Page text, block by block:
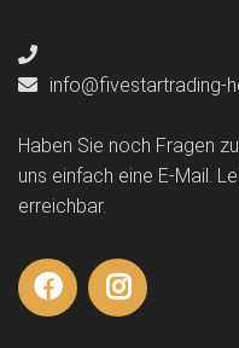
info@fivestartrading-
Haben Sie noch Fragen
uns einfach eine E-Mail.
erreichbar.